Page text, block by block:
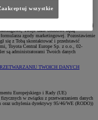
prośbę o kontakt ze strony
dane kontaktowe celem skontaktowania
udostępni Twoje dane wybranemu przez
się na zawarcie umowy Twoje dane TCE
22, 02-675 Warszawa) na podstawie Twojej
Twoje dane osobowe będą
zgody marketingowej. Pozostawienie
się z Tobą skontaktować i przedstawić
Toyota Central Europe Sp. z o.o., 02-
są administratorami Twoich danych
TWOICH DANYCH
Europejskiego i Rady (UE)
w związku z przetwarzaniem danych
oraz uchylenia dyrektywy 95/46/WE (RODO))
wszystkie